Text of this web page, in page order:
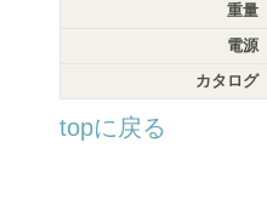
重量
電源
カタログ
topに戻る